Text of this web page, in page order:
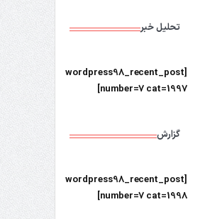
تحلیل خبر
[wordpress98_recent_post
number=7 cat=1997]
گزارش
[wordpress98_recent_post
number=7 cat=1998]